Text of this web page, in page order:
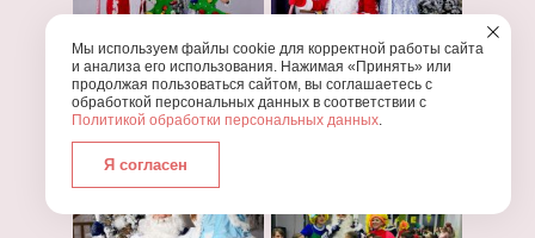
Мы используем файлы cookie для корректной работы сайта
и анализа его использования. Нажимая «Принять» или
продолжая пользоваться сайтом, вы соглашаетесь с
обработкой персональных данных в соответствии с
Политикой обработки персональных данных.
Я согласен